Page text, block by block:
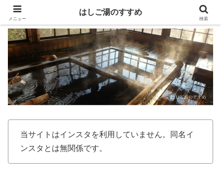
当サイトはインスタを利用していません。同名イ
ンスタとは無関係です。
メニュー
はしご湯のすすめ
検索